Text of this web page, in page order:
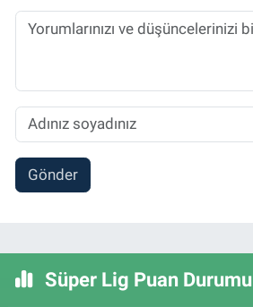
Gönder
Süper Lig Puan Durumu